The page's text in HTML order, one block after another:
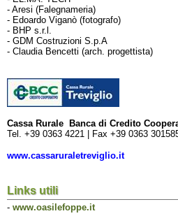
- Aresi (Falegnameria)
- Edoardo Viganò (fotografo)
- BHP s.r.l.
- GDM Costruzioni S.p.A
- Claudia Bencetti (arch. progettista)
Cassa Rurale Banca di Credito
Tel. +39 0363 4221 | Fax +39 0363
www.cassaruraletreviglio.it
Links utili
- www.oasilefoppe.it